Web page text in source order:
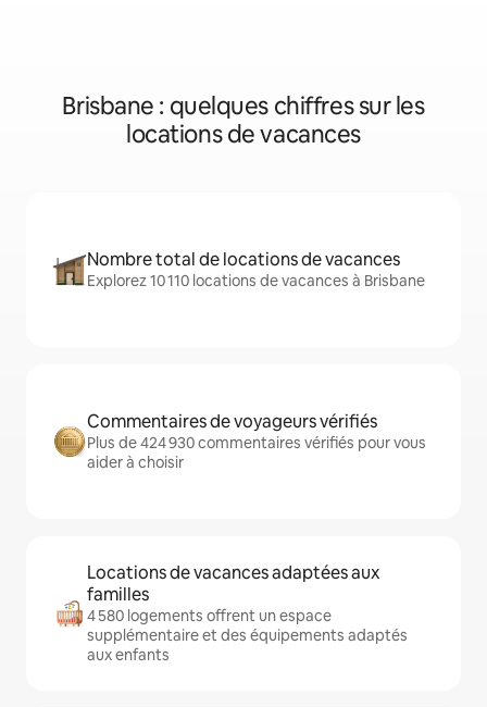
Brisbane : quelques chiffres sur les
locations de vacances
Nombre total de locations de vacances
Explorez 10 110 locations de vacances à Brisbane
Commentaires de voyageurs vérifiés
Plus de 424 930 commentaires vérifiés pour vous
aider à choisir
Locations de vacances adaptées aux
familles
4 580 logements offrent un espace
supplémentaire et des équipements adaptés
aux enfants